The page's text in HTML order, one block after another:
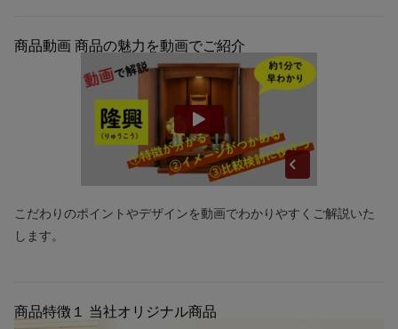
商品動画商品の魅力を動画でご紹介
こだわりのポイントやデザインを動画でわかりやすくご解説いた
します。
商品特徴１ 当社オリジナル商品